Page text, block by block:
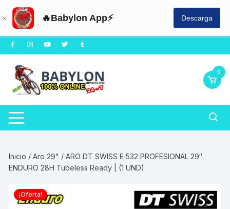
🔥Babylon App⚡ Descarga
Saltar
al
contenido
0
Inicio /Aro 29" / ARO DT SWISS E 532 PROFESIONAL 29″
ENDURO 28H Tubeless Ready | (1 UND)
¡Oferta!